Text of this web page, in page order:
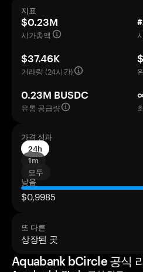
지표
$0.23M
시가총액
$37.46K
거래량 (24시간)
0.23M BUSDC
유통 공급량
가격 성과
24h
1m
모두
낮음
$0,9985
또 다른
상장된 곳
Aquabank bCircle 공식